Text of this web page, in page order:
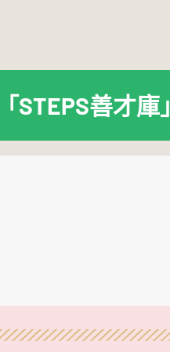
STEPS善才庫」